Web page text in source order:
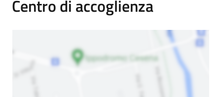
Centro di accoglienza